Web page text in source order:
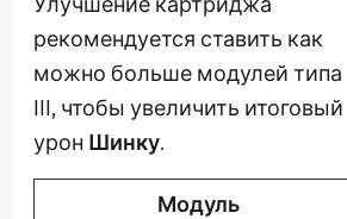
рекомендуется ставить как
можно больше модулей типа
III, чтобы увеличить итоговый
урон Шинку.
Модуль